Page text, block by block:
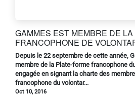
GAMMES EST MEMBRE DE
FRANCOPHONE DE
Depuis le 22 septembre de cette année,
membre de la Plate-forme francophone
engagée en signant la charte des
francophone du volontar...
Oct 10, 2016